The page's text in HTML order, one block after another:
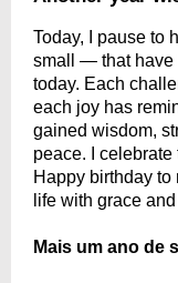
Today, I pause to
small — that have
today. Each
each joy has
gained wisdom,
peace. I
Happy birthday
life with grace
Mais um ano de